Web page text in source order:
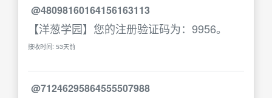
@48098160164156163113
【洋葱学园】您的注册验证码为：9956。
接收时间: 53天前
@71246295864555507988